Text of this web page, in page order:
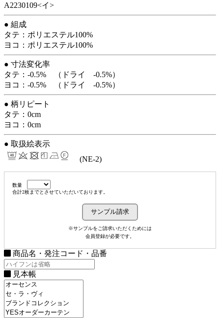
A2230109<イ>
● 組成
タテ：ポリエステル100%
ヨコ：ポリエステル100%
● 寸法変化率
タテ：-0.5% （ドライ -0.5%）
ヨコ：-0.5% （ドライ -0.5%）
● 柄リピート
タテ：0cm
ヨコ：0cm
● 取扱絵表示
(NE-2)
数量
合計2枚までとさせていただいております。
※サンプルをご請求いただくためには
会員登録が必要です。
商品名・発注コード・品番
見本帳